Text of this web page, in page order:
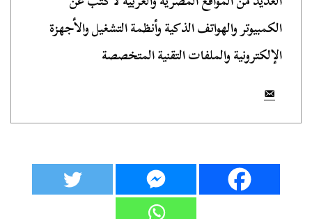
الكمبيوتر والهواتف الذكية وأنظمة التشغيل والأجهزة
الإلكترونية والملفات التقنية المتخصصة